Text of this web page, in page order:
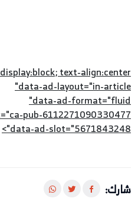
text-align:center;"
data-ad-layout="in-article"
data-ad-format="fluid"
pub-6112271090330477"
data-ad-slot="5671843248">
شارك: